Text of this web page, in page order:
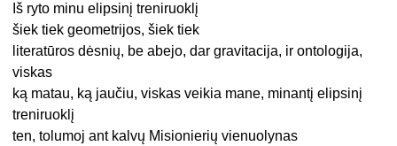
Iš ryto minu elipsinį treniruoklį
šiek tiek geometrijos, šiek tiek
literatūros dėsnių, be abejo, dar gravitacija, ir ontologija,
viskas
ką matau, ką jaučiu, viskas veikia mane, minantį elipsinį
treniruoklį
ten, tolumoj ant kalvų Misionierių vienuolynas